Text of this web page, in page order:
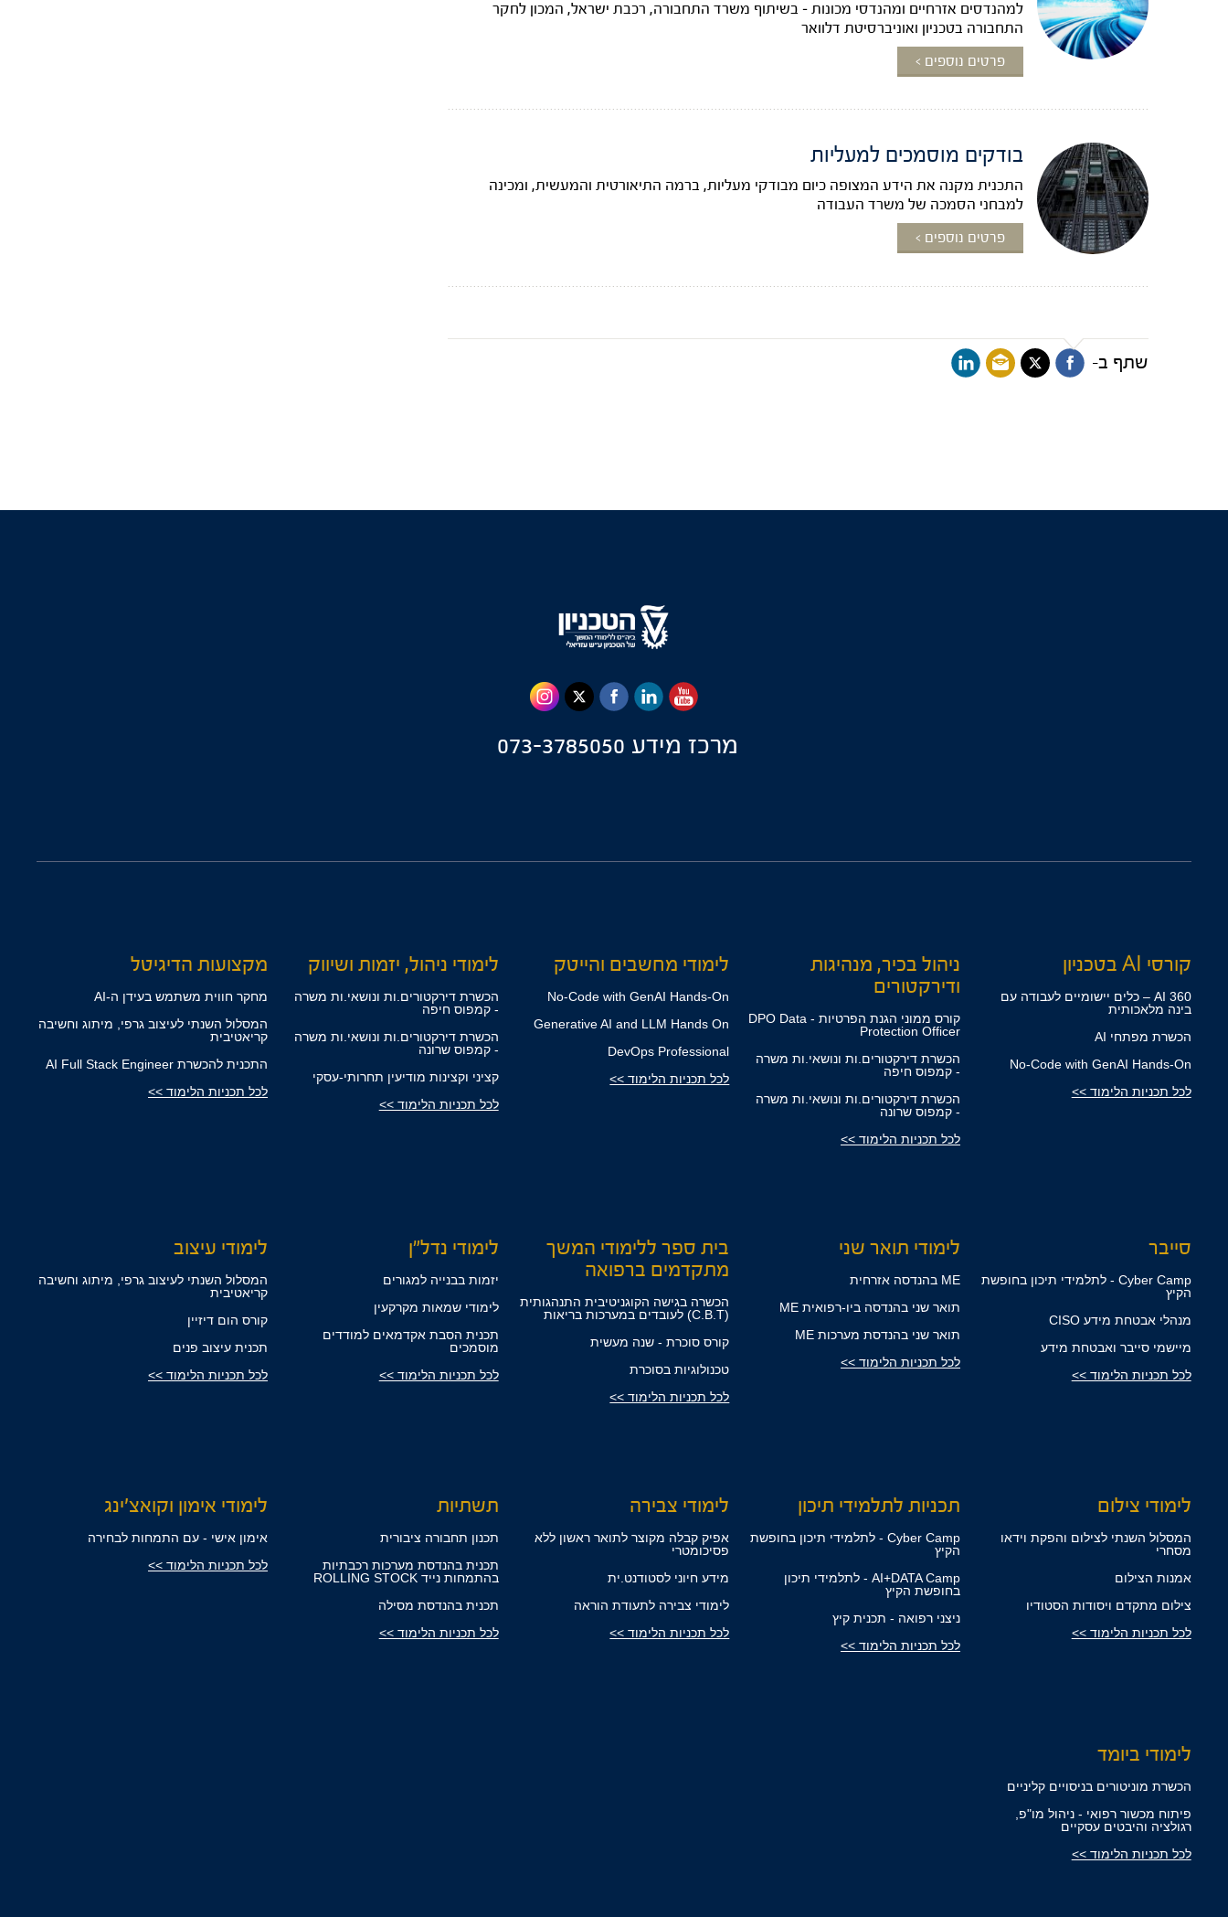
למהנדסים אזרחיים ומהנדסי מכונות – בשיתוף משרד התחבורה, רכבת ישראל, המכון לחקר
התחבורה בטכניון ואוניברסיטת דלוואר
פרטים נוספים >
בודקים מוסמכים למעליות
התכנית מקנה את הידע המצופה כיום מבודקי מעליות, ברמה התיאורטית והמעשית, ומכינה
למבחני הסמכה של משרד העבודה
פרטים נוספים >
שתף ב-
מרכז מידע
קורסי AI בטכניון
360 AI – כלים יישומיים לעבודה עם
בינה מלאכותית
הכשרת מפתחי AI
No-Code with GenAI Hands-On
לכל תכניות הלימוד >>
ניהול בכיר, מנהיגות
ודירקטורים
קורס ממוני הגנת הפרטיות - DPO Data
Protection Officer
הכשרת דירקטורים.ות ונושאי.ות משרה
- קמפוס חיפה
הכשרת דירקטורים.ות ונושאי.ות משרה
- קמפוס שרונה
לכל תכניות הלימוד >>
לימודי מחשבים והייטק
No-Code with GenAI Hands-On
Generative AI and LLM Hands On
DevOps Professional
לכל תכניות הלימוד >>
לימודי ניהול, יזמות ושיווק
הכשרת דירקטורים.ות ונושאי.ות משרה
- קמפוס חיפה
הכשרת דירקטורים.ות ונושאי.ות משרה
- קמפוס שרונה
קציני וקצינות מודיעין תחרותי-עסקי
לכל תכניות הלימוד >>
מקצועות הדיגיטל
מחקר חווית משתמש בעידן ה-AI
המסלול השנתי לעיצוב גרפי, מיתוג וחשיבה
קריאטיבית
התכנית להכשרת AI Full Stack Engineer
לכל תכניות הלימוד >>
סייבר
Cyber Camp - לתלמידי תיכון בחופשת
הקיץ
מנהלי אבטחת מידע CISO
מיישמי סייבר ואבטחת מידע
לכל תכניות הלימוד >>
לימודי תואר שני
ME בהנדסה אזרחית
תואר שני בהנדסה ביו-רפואית ME
תואר שני בהנדסת מערכות ME
לכל תכניות הלימוד >>
בית ספר ללימודי המשך
מתקדמים ברפואה
הכשרה בגישה הקוגניטיבית התנהגותית
(C.B.T) לעובדים במערכות בריאות
קורס סוכרת - שנה מעשית
טכנולוגיות בסוכרת
לכל תכניות הלימוד >>
לימודי נדל"ן
יזמות בבנייה למגורים
לימודי שמאות מקרקעין
תכנית הסבת אקדמאים למודדים
מוסמכים
לכל תכניות הלימוד >>
לימודי עיצוב
המסלול השנתי לעיצוב גרפי, מיתוג וחשיבה
קריאטיבית
קורס הום דיזיין
תכנית עיצוב פנים
לכל תכניות הלימוד >>
לימודי צילום
המסלול השנתי לצילום והפקת וידאו
מסחרי
אמנות הצילום
צילום מתקדם ויסודות הסטודיו
לכל תכניות הלימוד >>
תכניות לתלמידי תיכון
Cyber Camp - לתלמידי תיכון בחופשת
הקיץ
AI+DATA Camp - לתלמידי תיכון
בחופשת הקיץ
ניצני רפואה - תכנית קיץ
לכל תכניות הלימוד >>
לימודי צבירה
אפיק קבלה מקוצר לתואר ראשון ללא
פסיכומטרי
מידע חיוני לסטודנט.ית
לימודי צבירה לתעודת הוראה
לכל תכניות הלימוד >>
תשתיות
תכנון תחבורה ציבורית
תכנית בהנדסת מערכות רכבתיות
בהתמחות נייד ROLLING STOCK
תכנית בהנדסת מסילה
לכל תכניות הלימוד >>
לימודי אימון וקואצ'ינג
אימון אישי - עם התמחות לבחירה
לכל תכניות הלימוד >>
לימודי ביומד
הכשרת מוניטורים בניסויים קליניים
פיתוח מכשור רפואי - ניהול מו"פ,
רגולציה והיבטים עסקיים
לכל תכניות הלימוד >>